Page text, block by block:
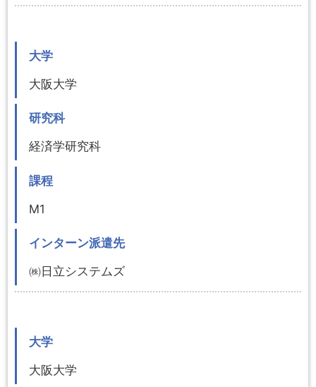
大学
大阪大学
研究科
経済学研究科
課程
M1
インターン派遣先
㈱日立システムズ
大学
大阪大学